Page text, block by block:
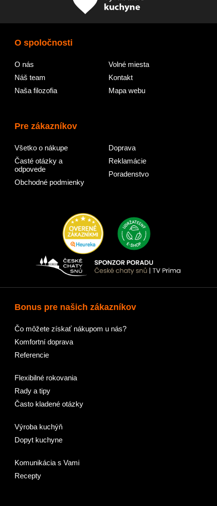
O spoločnosti
O nás
Náš team
Naša filozofia
Volné miesta
Kontakt
Mapa webu
Pre zákazníkov
Všetko o nákupe
Časté otázky a
odpovede
Obchodné podmienky
Doprava
Reklamácie
Poradenstvo
Bonus pre našich zákazníkov
Čo môžete získať nákupom u nás?
Komfortní doprava
Referencie
Flexibilné rokovania
Rady a tipy
Často kladené otázky
Výroba kuchýň
Dopyt kuchyne
Komunikácia s Vami
Recepty